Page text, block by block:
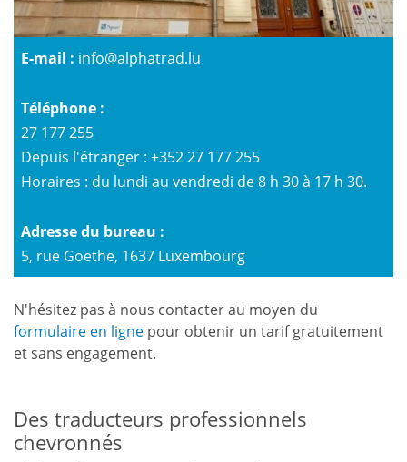
E-mail : info@alphatrad.lu
Téléphone :
27 177 255
Depuis l'étranger : +352 27 177 255
Horaires : du lundi au vendredi de 8 h 30 à 17 h 30.
Adresse du bureau :
5, rue Goethe, 1637 Luxembourg
N'hésitez pas à nous contacter au moyen du
formulaire en ligne pour obtenir un tarif gratuitement
et sans engagement.
Des traducteurs professionnels
chevronnés